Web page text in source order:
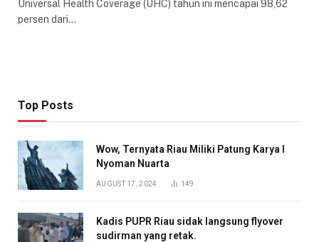
Universal Health Coverage (UHC) tahun ini mencapai 98,62
persen dari…
Top Posts
Wow, Ternyata Riau Miliki Patung Karya I
Nyoman Nuarta
AUGUST 17, 2024 149
Kadis PUPR Riau sidak langsung flyover
sudirman yang retak.